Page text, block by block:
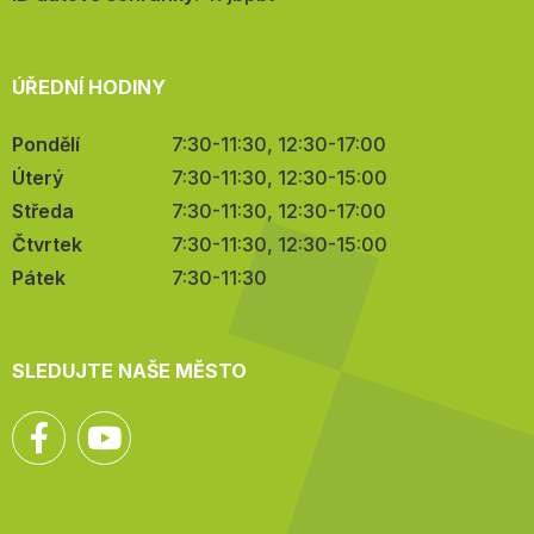
ÚŘEDNÍ HODINY
Pondělí
7:30-11:30, 12:30-17:00
Úterý
7:30-11:30, 12:30-15:00
Středa
7:30-11:30, 12:30-17:00
Čtvrtek
7:30-11:30, 12:30-15:00
Pátek
7:30-11:30
SLEDUJTE NAŠE MĚSTO
Facebook